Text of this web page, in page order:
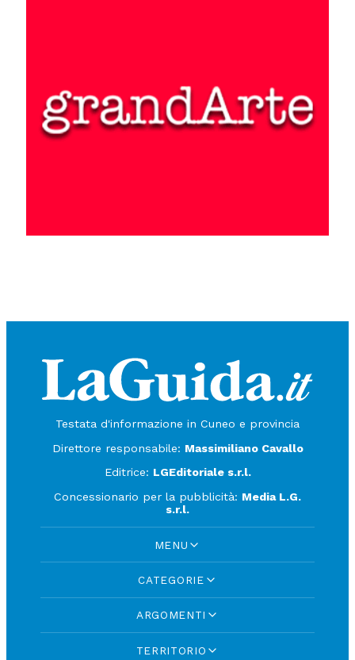
Testata d'informazione in Cuneo e provincia
Direttore responsabile: Massimiliano Cavallo
Editrice: LGEditoriale s.r.l.
Concessionario per la pubblicità: Media L.G.
s.r.l.
MENU
CATEGORIE
ARGOMENTI
TERRITORIO